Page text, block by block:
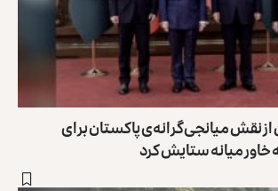
نقش میانجی‌گرانه‌ی پاکستان برای
خاور میانه ستایش کرد